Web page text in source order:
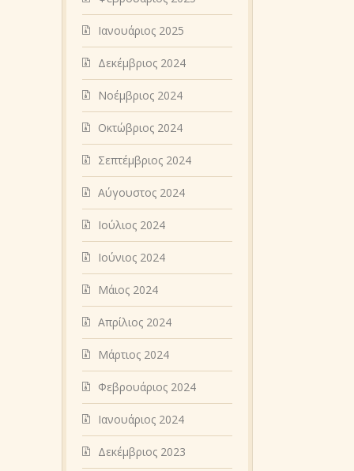
Ιανουάριος 2025
Δεκέμβριος 2024
Νοέμβριος 2024
Οκτώβριος 2024
Σεπτέμβριος 2024
Αύγουστος 2024
Ιούλιος 2024
Ιούνιος 2024
Μάιος 2024
Απρίλιος 2024
Μάρτιος 2024
Φεβρουάριος 2024
Ιανουάριος 2024
Δεκέμβριος 2023